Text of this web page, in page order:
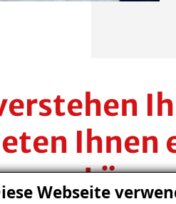
Webseite
Ihnen